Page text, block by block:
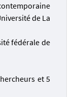
de La
fédérale de
et 5